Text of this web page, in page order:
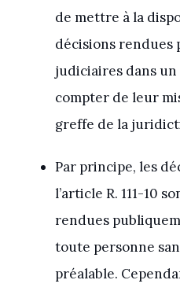
de mettre à la
décisions
judiciaires dans un
compter de leur
greffe de la
Par principe, les
l’article R. 111-10
rendues
toute personne
préalable.